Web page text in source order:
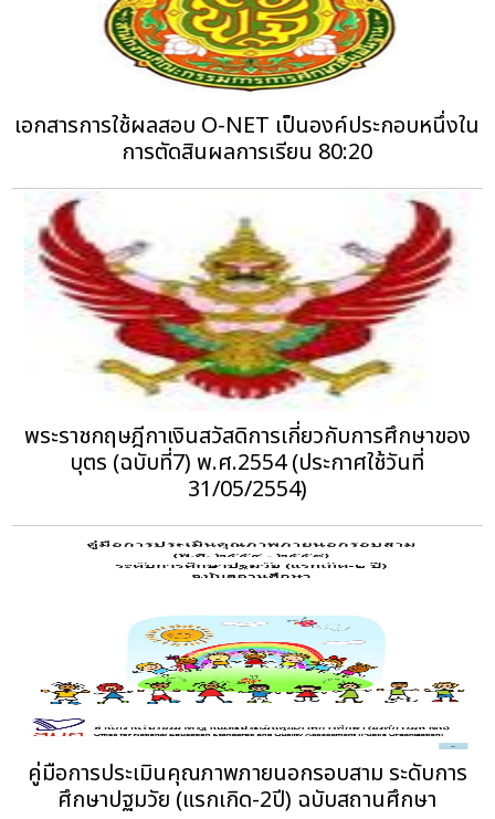
เอกสารการใช้ผลสอบ O-NET เป็นองค์ประกอบหนึ่งใน
การตัดสินผลการเรียน 80:20
พระราชกฤษฎีกาเงินสวัสดิการเกี่ยวกับการศึกษาของ
บุตร (ฉบับที่7) พ.ศ.2554 (ประกาศใช้วันที่
31/05/2554)
คู่มือการประเมินคุณภาพภายนอกรอบสาม ระดับการ
ศึกษาปฐมวัย (แรกเกิด-2ปี) ฉบับสถานศึกษา